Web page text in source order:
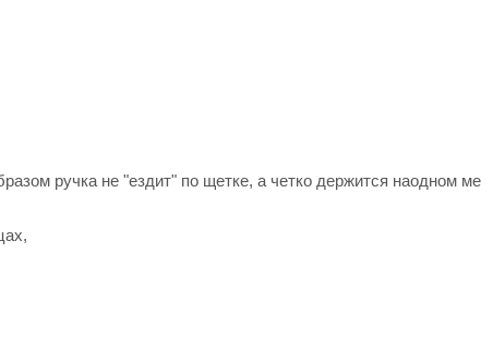
ручка не "ездит" по щетке, а четко держится наодном